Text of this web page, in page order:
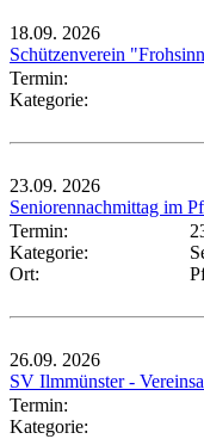
18.09. 2026
Schützenverein
Termin:
Kategorie:
23.09. 2026
Seniorennachmittag im
Termin:
Kategorie:
Ort:
26.09. 2026
SV Ilmmünster -
Termin:
Kategorie: